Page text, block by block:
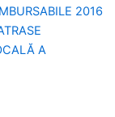
2016
A